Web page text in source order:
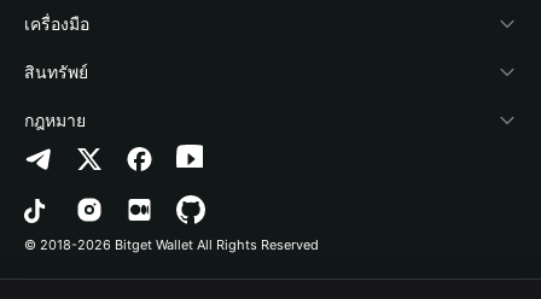
ข่าวสารด้านคริปโต
ศูนย์ช่วยเหลือ
ติดต่อเรา
ทรัพยากรข้อมูลของแบรนด์
อาชีพ
Payfi Crypto
Crypto Swap API
Altcoin Season Index
Prediction Markets
DApp
เชื่อมต่อ Wallet
Bitget Wallet Pay
ลิสต์โปรเจกต์
Protection Fund
เทคโนโลยีความปลอดภัย
เครื่องมือ
ซื้อคริปโต
การตรวจจับการอนุญาต
การตรวจจับสัญญา
การโอนเป็นชุด
สินทรัพย์
Arbitrum
Avalanche
Bitcoin
กฎหมาย
นโยบายความเป็นส่วนตัว
ข้อตกลงในการใช้บริการ
© 2018-2026 Bitget Wallet All Rights Reserved